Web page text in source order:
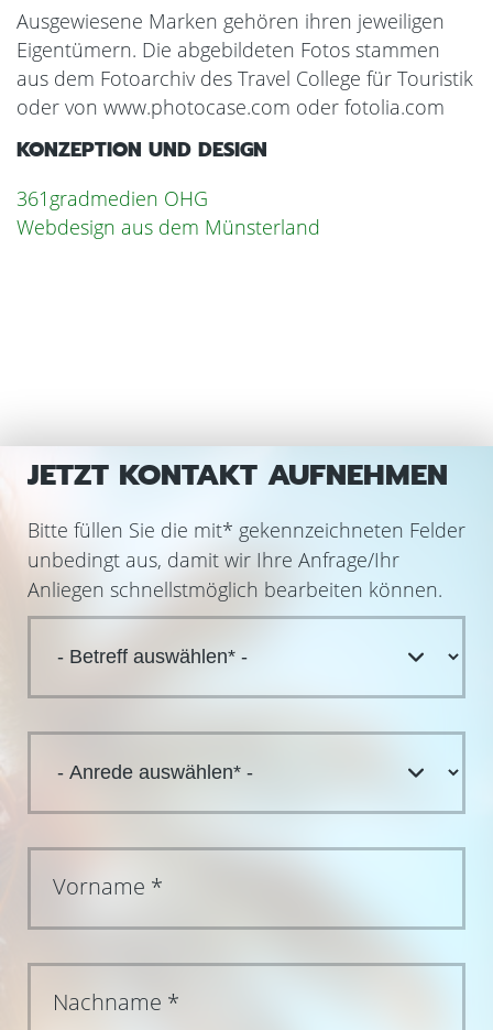
Ausgewiesene Marken gehören ihren jeweiligen
Eigentümern. Die abgebildeten Fotos stammen
aus dem Fotoarchiv des Travel College für Touristik
oder von www.photocase.com oder fotolia.com
KONZEPTION UND DESIGN
361gradmedien OHG
Webdesign aus dem Münsterland
JETZT KONTAKT AUFNEHMEN
Bitte füllen Sie die mit* gekennzeichneten Felder
unbedingt aus, damit wir Ihre Anfrage/Ihr
Anliegen schnellstmöglich bearbeiten können.